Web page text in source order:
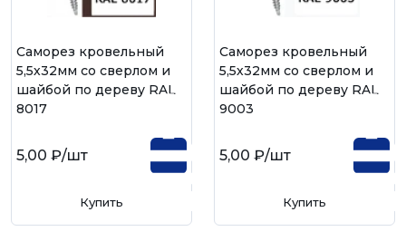
Саморез кровельный
5,5х32мм со сверлом и
шайбой по дереву RAL
8017
5,00 ₽/шт
Купить
Саморез кровельный
5,5х32мм со сверлом и
шайбой по дереву RAL
9003
5,00 ₽/шт
Купить